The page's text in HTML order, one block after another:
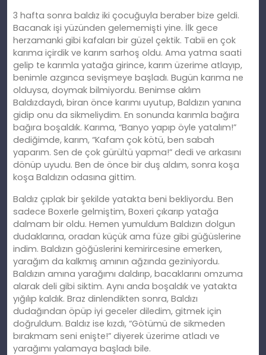
3 hafta sonra baldız iki çocuğuyla beraber bize geldi.
Bacanak işi yüzünden gelememişti yine. İlk gece
herzamanki gibi kafaları bir güzel çektik. Tabii en çok
karıma içirdik ve karım sarhoş oldu. Ama yatma saati
gelip te karımla yatağa girince, karım üzerime atlayıp,
benimle azgınca sevişmeye başladı. Bugün karıma ne
olduysa, doymak bilmiyordu. Benimse aklım
Baldızdaydı, biran önce karımı uyutup, Baldızın yanına
gidip onu da sikmeliydim. En sonunda karımla bağıra
bağıra boşaldık. Karıma, “Banyo yapıp öyle yatalım!”
dediğimde, karım, “Kafam çok kötü, ben sabah
yaparım. Sen de çok gürültü yapma!” dedi ve arkasını
dönüp uyudu. Ben de önce bir duş aldım, sonra koşa
koşa Baldızın odasına gittim.
Baldız çıplak bir şekilde yatakta beni bekliyordu. Ben
sadece Boxerle gelmiştim, Boxeri çıkarıp yatağa
dalmam bir oldu. Hemen yumuldum Baldızın dolgun
dudaklarına, oradan küçük ama füze gibi güğüslerine
indim. Baldızın göğüslerini kemirircesine emerken,
yarağım da kalkmış amının ağzında geziniyordu.
Baldızın amına yarağımı daldırıp, bacaklarını omzuma
alarak deli gibi siktim. Aynı anda boşaldık ve yatakta
yığılıp kaldık. Braz dinlendikten sonra, Baldızı
dudağından öpüp iyi geceler diledim, gitmek için
doğruldum. Baldız ise kızdı, “Götümü de sikmeden
bırakmam seni enişte!” diyerek üzerime atladı ve
yarağımı yalamaya başladı bile.